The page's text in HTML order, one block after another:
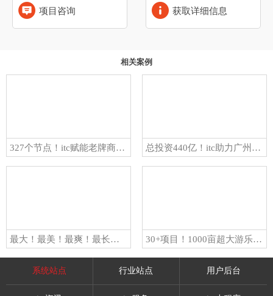
项目咨询 获取详细信息
相关案例
327个节点！itc赋能老牌商业地标「广州易发街」蝶变升级，打造岭南Young生活多元街区！ 总投资440亿！itc助力广州白云站多个公共空间、会议室智能化建设！实现枢纽链四方，精彩“会”未来！
最大！最美！最爽！最长！最暖！ itc 在长春冰雪新天地等您！ 30+项目！1000亩超大游乐园！itc智慧文旅解决方案助力河北八仙葫芦园解锁全新游玩体验
系统站点 行业站点 用户后台